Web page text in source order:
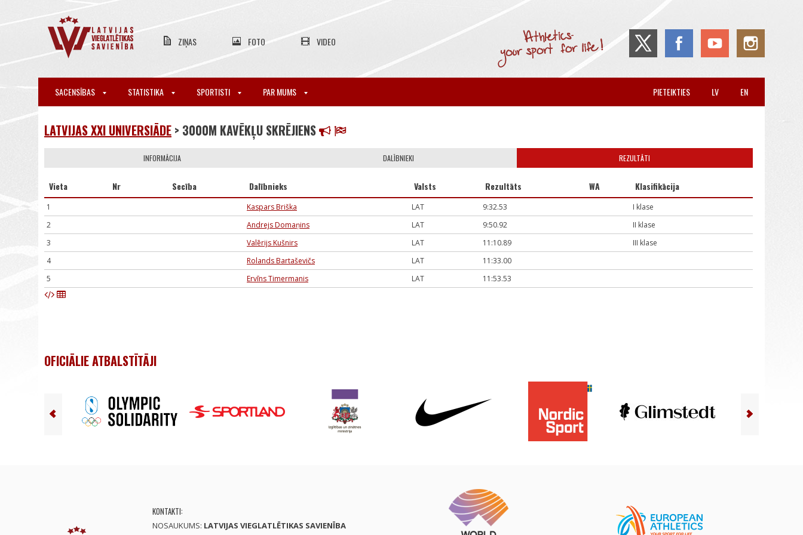
ZIŅAS FOTO VIDEO
SACENSĪBAS STATISTIKA SPORTISTI PAR MUMS EN
LV
PIETEIKTIES
LATVIJAS XXI UNIVERSIĀDE > 3000M KAVĒKĻU SKRĒJIENS
INFORMĀCIJA DALĪBNIEKI REZULTĀTI
Vieta Nr Secība Dalībnieks Valsts Rezultāts WA Klasifikācija
1 Kaspars Briška LAT 9:32.53
I klase
2
Andrejs Domaņins LAT 9:50.92
II klase
3
Valērijs Kušnirs LAT 11:10.89
III klase
4
Rolands Bartaševičs LAT
11:33.00
5
Ervīns Timermanis LAT 11:53.53
OFICIĀLIE ATBALSTĪTĀJI
KONTAKTI:
NOSAUKUMS: LATVIJAS VIEGLATLĒTIKAS SAVIENĪBA